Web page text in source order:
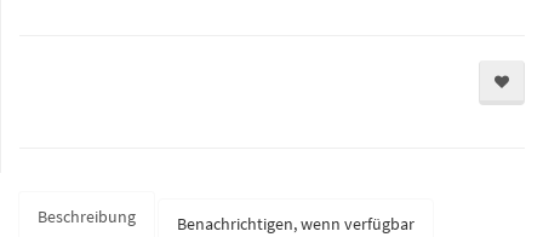
Beschreibung Benachrichtigen, wenn verfügbar